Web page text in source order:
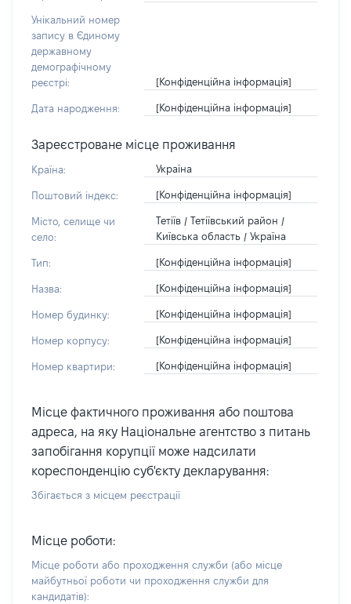
Унікальний номер
запису в Єдиному
державному
демографічному
реєстрі:
[Конфіденційна інформація]
Дата народження: [Конфіденційна інформація]
Зареєстроване місце проживання
Країна: Україна
Поштовий індекс: [Конфіденційна інформація]
Місто, селище чи
село:
Тетіїв / Тетіївський район /
Київська область / Україна
Тип: [Конфіденційна інформація]
Назва: [Конфіденційна інформація]
Номер будинку: [Конфіденційна інформація]
Номер корпусу: [Конфіденційна інформація]
Номер квартири: [Конфіденційна інформація]
Місце фактичного проживання або поштова
адреса, на яку Національне агентство з питань
запобігання корупції може надсилати
кореспонденцію суб'єкту декларування:
Збігається з місцем реєстрації
Місце роботи:
Місце роботи або проходження служби (або місце
майбутньої роботи чи проходження служби для
кандидатів):